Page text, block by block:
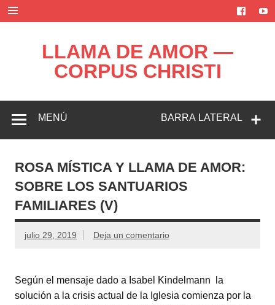
contenido
LLAMA DE AMOR —
CORPUS CHRISTI
BARRA LATERAL
MENÚ
ROSA MÍSTICA Y LLAMA DE AMOR:
SOBRE LOS SANTUARIOS
FAMILIARES (V)
julio 29, 2019 Deja un comentario
Según el mensaje dado a Isabel Kindelmann la
solución a la crisis actual de la Iglesia comienza por la